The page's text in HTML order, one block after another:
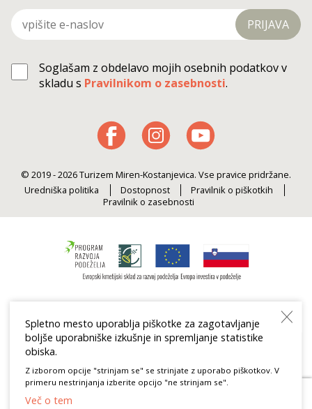
PRIJAVA
Soglašam z obdelavo mojih osebnih podatkov v
skladu s Pravilnikom o zasebnosti.
© 2019 - 2026 Turizem Miren-Kostanjevica. Vse pravice pridržane.
Uredniška politika
Dostopnost
Pravilnik o piškotkih
Pravilnik o zasebnosti
Spletno mesto uporablja piškotke za zagotavljanje
boljše uporabniške izkušnje in spremljanje statistike
obiska.
Z izborom opcije "strinjam se" se strinjate z uporabo piškotkov. V
primeru nestrinjanja izberite opcijo "ne strinjam se".
Več o temPovabilo k izpolnitvi ankete